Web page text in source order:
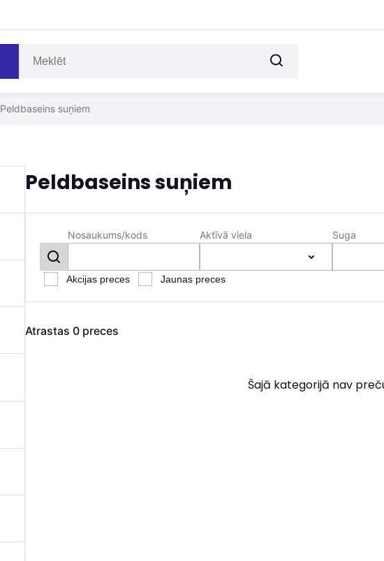
Peldbaseins suņiem
Peldbaseins suņiem
Nosaukums/kods Aktīvā viela Suga
Akcijas preces Jaunas preces
Atrastas 0preces
Šajā kategorijā nav